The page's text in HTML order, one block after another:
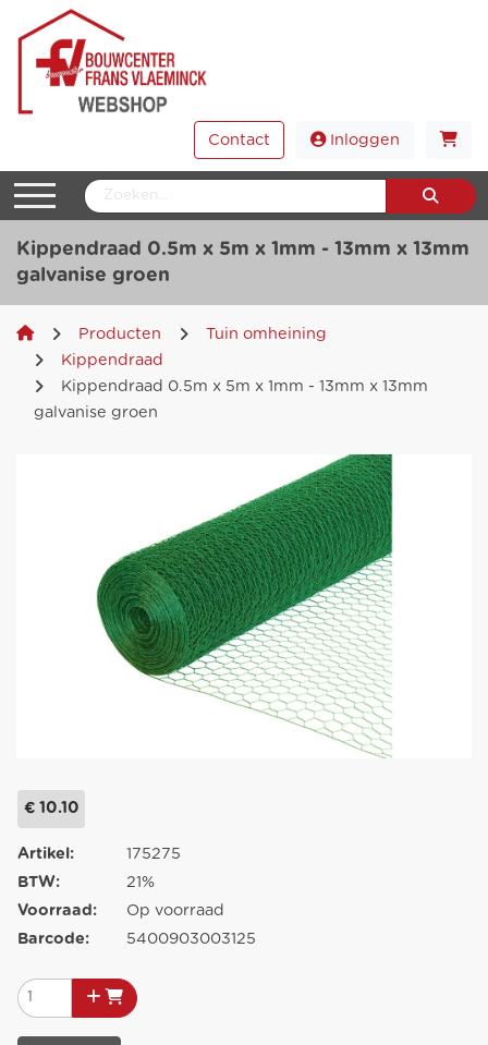
Contact Inloggen
Kippendraad 0.5m x 5m x 1mm - 13mm x 13mm
galvanise groen
Producten
Tuin omheining
Kippendraad
Kippendraad 0.5m x 5m x 1mm - 13mm x 13mm
galvanise groen
€ 10.10
Artikel:
175275
BTW:
21%
Voorraad:
Op voorraad
Barcode:
5400903003125